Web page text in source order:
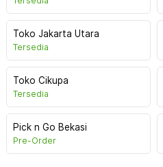
Toko Jakarta Utara
Tersedia
Toko Cikupa
Tersedia
Pick n Go Bekasi
Pre-Order